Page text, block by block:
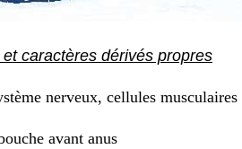
caractères dérivés propres
nerveux, cellules musculaires
avant anus